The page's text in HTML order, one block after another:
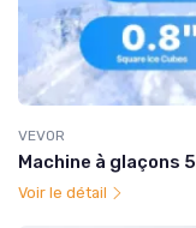
VEVOR
Machine à glaçons
Voir le détail